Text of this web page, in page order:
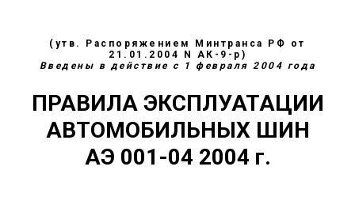
(утв. Распоряжением Минтранса РФ от
21.01.2004 N АК-9-р)
Введены в действие с 1 февраля 2004 года
ПРАВИЛА ЭКСПЛУАТАЦИИ
АВТОМОБИЛЬНЫХ ШИН
АЭ 001-04 2004 г.